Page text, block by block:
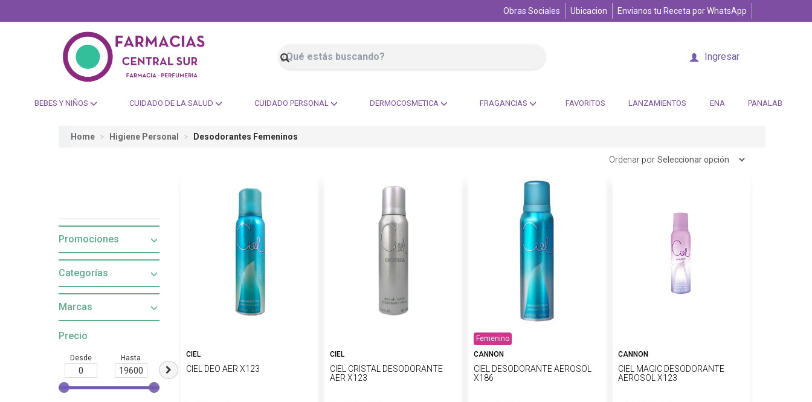
Obras Sociales Ubicacion Envianos tu Receta por WhatsApp
Ingresar
BEBES Y NIÑOS CUIDADO DE LA SALUD CUIDADO PERSONAL DERMOCOSMETICA FRAGANCIAS FAVORITOS LANZAMIENTOS ENA PANALAB
Home Higiene Personal Desodorantes Femeninos
Ordenar por
Promociones
Categorías
Marcas
Precio
Desde Hasta CIEL
CIEL DEO AER X123
CIEL
CIEL CRISTAL DESODORANTE
AER X123
Femenino
CANNON
CIEL DESODORANTE AEROSOL
X186
CANNON
CIEL MAGIC DESODORANTE
AEROSOL X123